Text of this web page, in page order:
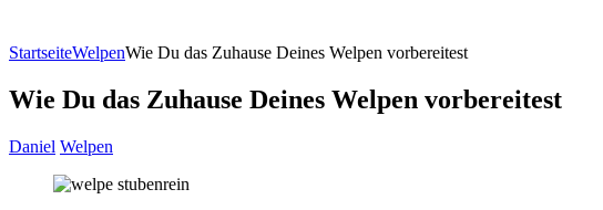
StartseiteWelpenWie Du das Zuhause Deines Welpen vorbereitest
Wie Du das Zuhause Deines Welpen vorbereitest
Daniel Welpen